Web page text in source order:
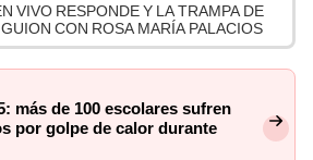
VIVO RESPONDE Y LA TRAMPA DE
CON ROSA MARÍA PALACIOS
más de 100 escolares sufren
por golpe de calor durante